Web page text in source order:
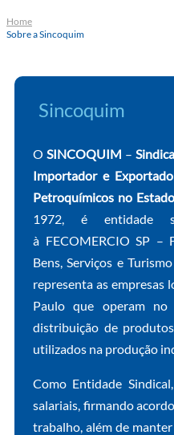
Home
Sobre a Sincoquim
Sincoquim
O SINCOQUIM –
Importador e
Petroquímicos no
1972, é entidade
à FECOMERCIO SP –
Bens, Serviços e
representa as empresas
Paulo que operam no
distribuição de
utilizados na produção
Como Entidade
salariais, firmando
trabalho, além de